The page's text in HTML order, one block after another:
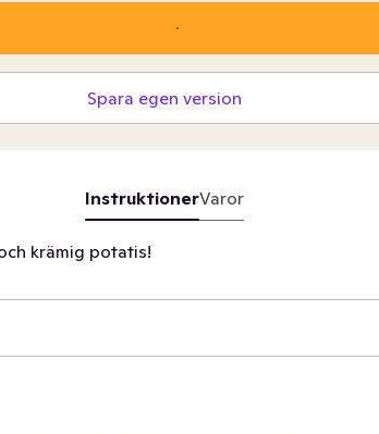
Spara egen version
InstruktionerVaror
krämig potatis!